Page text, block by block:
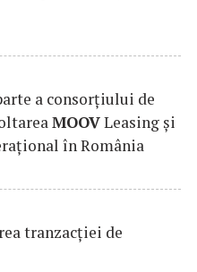
a consorțiului de
MOOVLeasing și
în România
tranzacției de